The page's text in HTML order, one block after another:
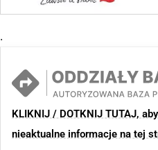
.
KLIKNIJ / DOTKNIJ TUTAJ,
nieaktualne informacje na tej